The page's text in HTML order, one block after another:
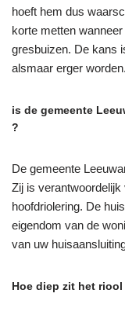
hoeft hem dus
korte metten
gresbuizen. De kans
alsmaar erger
is de gemeente
?
De gemeente
Zij is
hoofdriolering. De
eigendom van de
van uw
Hoe diep zit het riool